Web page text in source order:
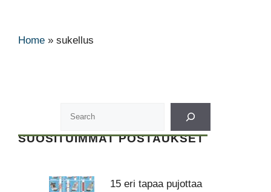
Home » sukellus
SUOSITUIMMAT POSTAUKSET
15 eri tapaa pujottaa